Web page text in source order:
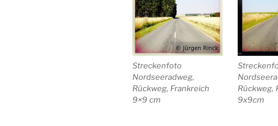
Streckenfoto
Nordseeradweg,
Rückweg, Frankreich
9×9 cm
Rückweg,
9x9cm